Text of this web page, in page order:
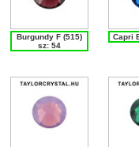
Burgundy F (515)
sz: 54
Capri